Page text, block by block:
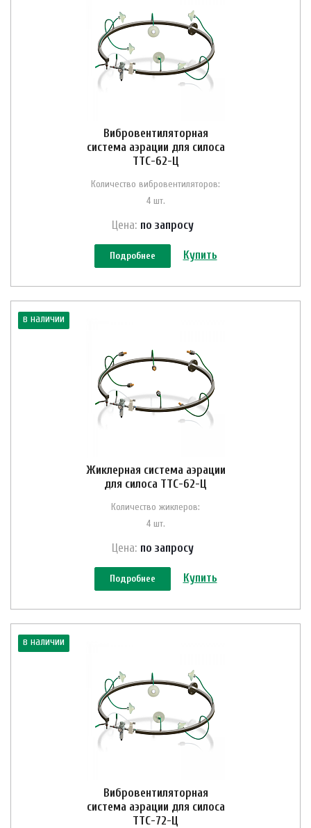
Вибровентиляторная
система аэрации для силоса
ТТС-62-Ц
Количество вибровентиляторов:
4 шт.
Цена: по запросу
Подробнее Купить
в наличии
Жиклерная система аэрации
для силоса ТТС-62-Ц
Количество жиклеров:
4 шт.
Цена: по запросу
Подробнее Купить
в наличии
Вибровентиляторная
система аэрации для силоса
ТТС-72-Ц